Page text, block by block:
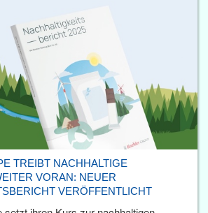
TREIBT NACHHALTIGE
VORAN: NEUER
VERÖFFENTLICHT